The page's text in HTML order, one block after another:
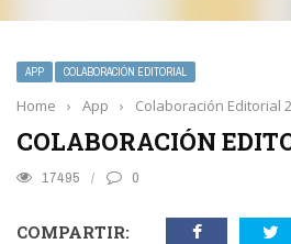
APP COLABORACIÓN EDITORIAL
Home › App › Colaboración Editorial
COLABORACIÓN
17495 0
COMPARTIR: